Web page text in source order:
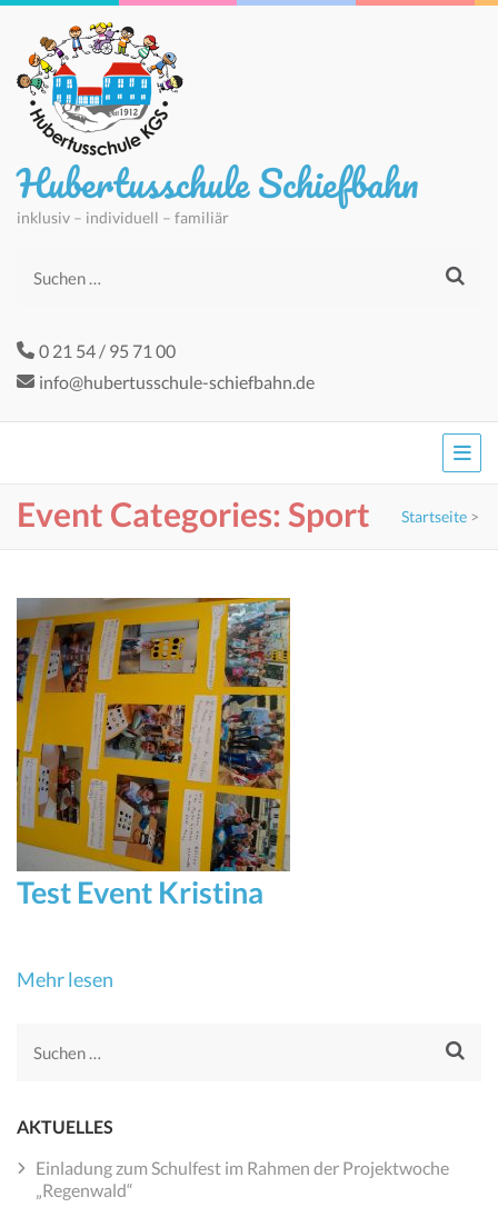
Hubertusschule Schiefbahn
inklusiv – individuell – familiär
Suchen
0 21 54 / 95 71 00
info@hubertusschule-schiefbahn.de
Event Categories:Sport Startseite >
Test Event Kristina
Mehr lesen
Suchen
AKTUELLES
Einladung zum Schulfest im Rahmen der Projektwoche
„Regenwald“